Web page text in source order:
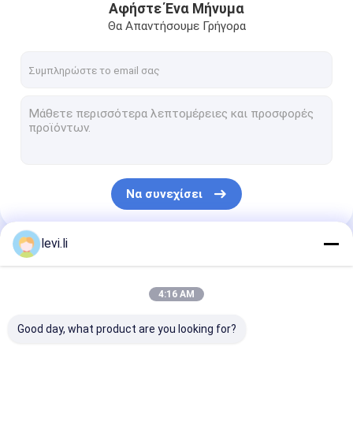
αυτόματη μηχανή σχήματος χτυπήματος
Φορμάροντας μηχανή εξώθησης
Πλαστικά βοηθητική μηχανή
HDPE μηχανή σχηματοποίησης χτυπήματος
έθιμο πλαστικά ένεση γείσο
Αφήστε Ένα Μήνυμα
Θα Απαντήσουμε Γρήγορα
Να συνεχίσει
Οι Κατηγορίες Μας
levi.li
4:16 AM
Good day, what product are you looking for?